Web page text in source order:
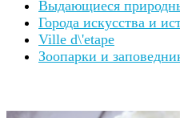
Выдающиеся
Города искусства и
Ville d\'etape
Зоопарки и